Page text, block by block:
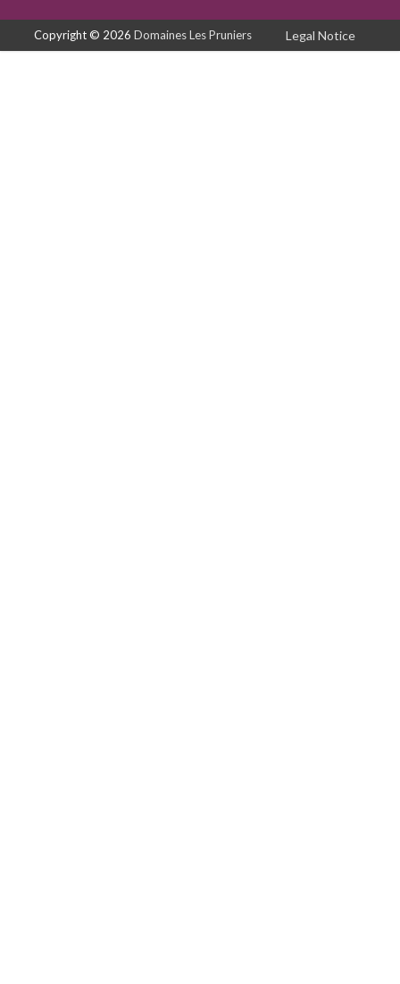
Legal Notice
Copyright © 2026 Domaines Les Pruniers